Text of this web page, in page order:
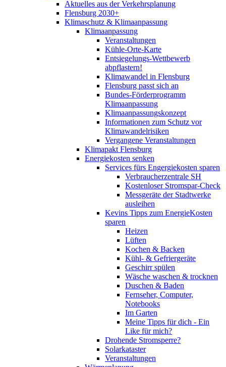
Aktuelles aus der Verkehrsplanung
Flensburg 2030+
Klimaschutz & Klimaanpassung
Klimaanpassung
Veranstaltungen
Kühle-Orte-Karte
Entsiegelungs-Wettbewerb
abpflastern!
Klimawandel in Flensburg
Flensburg passt sich an
Bundes-Förderprogramm
Klimaanpassung
Klimaanpassungskonzept
Informationen zum Schutz vor
Klimawandelrisiken
Vergangene Veranstaltungen
Klimapakt Flensburg
Energiekosten senken
Services fürs Engergiekosten sparen
Verbraucherzentrale SH
Kostenloser Stromspar-Check
Messgeräte der Stadtwerke
ausleihen
Kevins Tipps zum EnergieKosten
sparen
Heizen
Lüften
Kochen & Backen
Kühl- & Gefriergeräte
Geschirr spülen
Wäsche waschen & trocknen
Duschen & Baden
Fernseher, Computer,
Notebooks
Im Garten
Meine Tipps für dich - Ein
Like für mich?
Drohende Stromsperre?
Solarkataster
Veranstaltungen